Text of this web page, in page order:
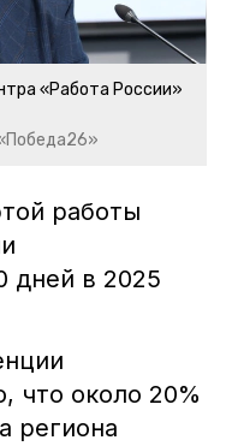
«Работа России»
работы
дней в 2025
что около 20%
региона